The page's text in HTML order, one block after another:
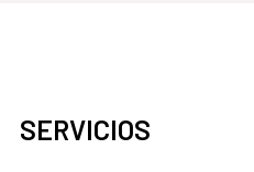
SERVICIOS